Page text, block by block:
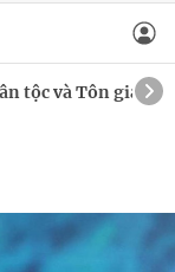
tộc và Tôn giáo